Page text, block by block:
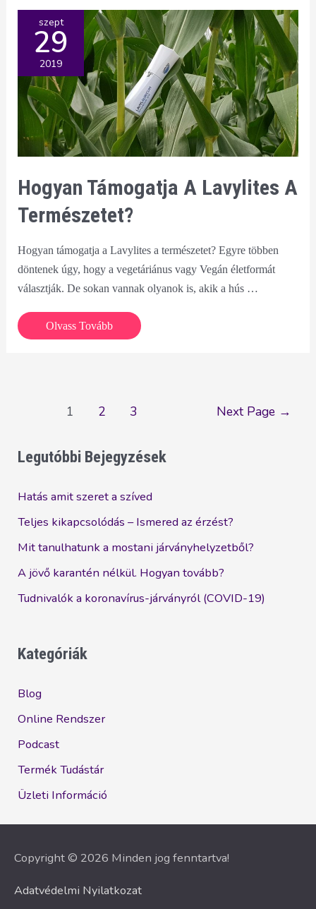
szept
29
2019
Hogyan Támogatja A Lavylites A
Természetet?
Hogyan támogatja a Lavylites a természetet? Egyre többen
döntenek úgy, hogy a vegetáriánus vagy Vegán életformát
választják. De sokan vannak olyanok is, akik a hús …
Hogyan
támogatja
természetet?
Olvass Tovább
1 2 3 Next Page →
Legutóbbi Bejegyzések
Hatás amit szeret a szíved
Teljes kikapcsolódás – Ismered az érzést?
Mit tanulhatunk a mostani járványhelyzetből?
A jövő karantén nélkül. Hogyan tovább?
Tudnivalók a koronavírus-járványról (COVID-19)
Kategóriák
Blog
Online Rendszer
Podcast
Termék Tudástár
Üzleti Információ
Copyright © 2026 Minden jog fenntartva!
Adatvédelmi Nyilatkozat